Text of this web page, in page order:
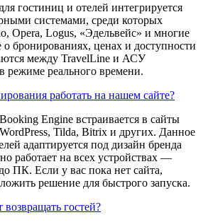
гостиниц и отелей интегрируется
системами, среди которых
Opera, Logus, «Эдельвейс» и многие
бронированиях, ценах и доступности
между TravelLine и АСУ
режиме реального времени.
работать на нашем сайте?
Engine встраивается в сайты
Tilda, Bitrix и других. Данное
адаптируется под дизайн бренда
работает на всех устройствах —
ПК. Если у вас пока нет сайта,
решение для быстрого запуска.
гостей?